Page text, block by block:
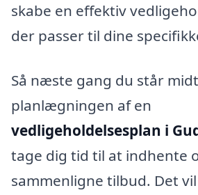
skabe en effektiv
der passer til dine
Så næste gang du står
planlægningen af en
vedligeholdelsesplan i
tage dig tid til at indhente
sammenligne tilbud. Det